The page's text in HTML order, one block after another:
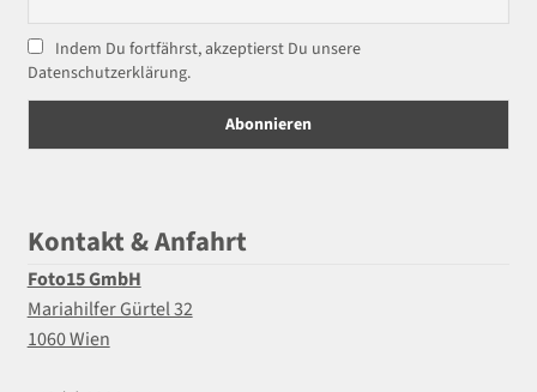
Indem Du fortfährst, akzeptierst Du unsere
Datenschutzerklärung.
Kontakt & Anfahrt
Foto15 GmbH
Mariahilfer Gürtel 32
1060 Wien